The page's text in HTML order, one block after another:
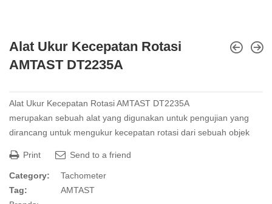
Alat Ukur Kecepatan Rotasi
AMTAST DT2235A
Alat Ukur Kecepatan Rotasi AMTAST DT2235A
merupakan sebuah alat yang digunakan untuk pengujian yang
dirancang untuk mengukur kecepatan rotasi dari sebuah objek
Print Send to a friend
Category:
Tachometer
Tag:
AMTAST